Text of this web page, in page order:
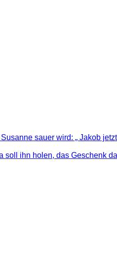
sauer wird: „ Jakob
ihn holen, das Geschenk